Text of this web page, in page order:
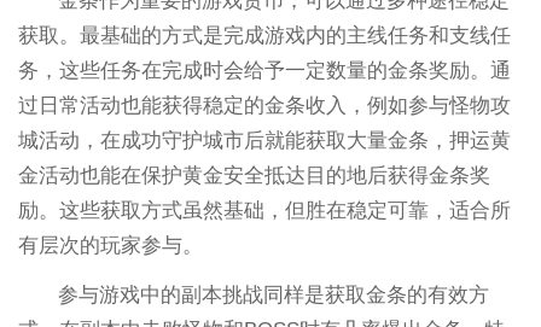
获取。最基础的方式是完成游戏内的主线任务和支线任
务，这些任务在完成时会给予一定数量的金条奖励。通
过日常活动也能获得稳定的金条收入，例如参与怪物攻
城活动，在成功守护城市后就能获取大量金条，押运黄
金活动也能在保护黄金安全抵达目的地后获得金条奖
励。这些获取方式虽然基础，但胜在稳定可靠，适合所
有层次的玩家参与。
参与游戏中的副本挑战同样是获取金条的有效方